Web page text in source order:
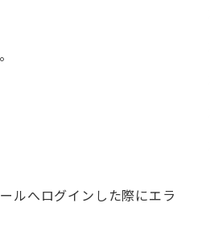
ルへログインした際にエラ